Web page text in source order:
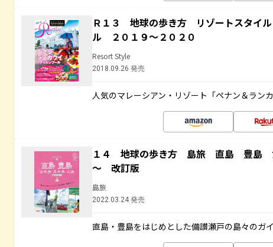
Ｒ１３ 地球の歩き方 リゾートスタイ
ル ２０１９～２０２０
Resort Style
2018.09.26 発売
人気のマレーシアン・リゾート「ペナン＆ラン
１４ 地球の歩き方 島旅 直島 豊島
～ 改訂版
島旅
2022.03.24 発売
直島・豊島をはじめとした備讃瀬戸の島々のガ